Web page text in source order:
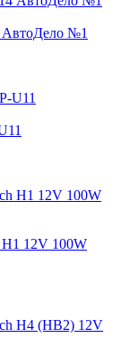
№1
H1 12V 100W